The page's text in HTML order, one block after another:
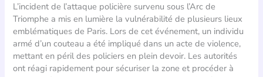
L’incident de l’attaque policière survenu sous l’Arc de
Triomphe a mis en lumière la vulnérabilité de plusieurs lieux
emblématiques de Paris. Lors de cet événement, un individu
armé d’un couteau a été impliqué dans un acte de violence,
mettant en péril des policiers en plein devoir. Les autorités
ont réagi rapidement pour sécuriser la zone et procéder à